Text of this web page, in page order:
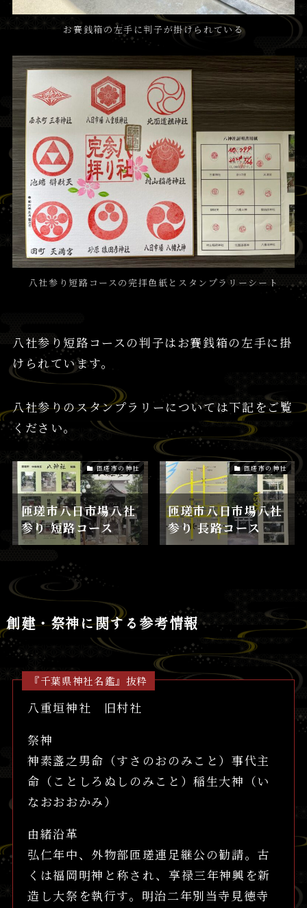
お賽銭箱の左手に判子が掛けられている
八社参り短路コースの完拝色紙とスタンプラリーシート
八社参り短路コースの判子はお賽銭箱の左手に掛
けられています。
八社参りのスタンプラリーについては下記をご覧
ください。
匝瑳市の神社
匝瑳市八日市場八社
参り 短路コース
匝瑳市の神社
匝瑳市八日市場八社
参り 長路コース
創建・祭神に関する参考情報
『千葉県神社名鑑』抜粋
八重垣神社 旧村社
祭神
神素盞之男命（すさのおのみこと）事代主
命（ことしろぬしのみこと）稲生大神（い
なおおおかみ）
由緒沿革
弘仁年中、外物部匝瑳連足継公の勧請。古
くは福岡明神と称され、享禄三年神興を新
造し大祭を執行す。明治二年別当寺見徳寺